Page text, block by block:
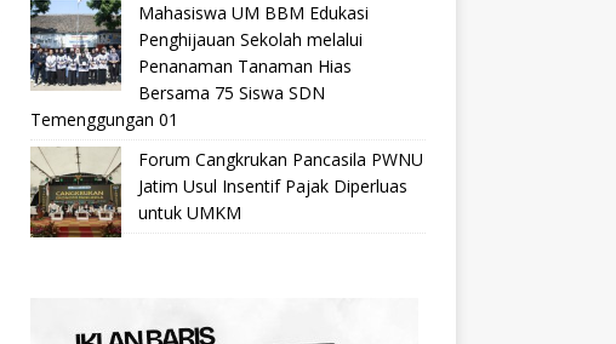
Mahasiswa UM BBM Edukasi
Penghijauan Sekolah melalui
Penanaman Tanaman Hias
Bersama 75 Siswa SDN
Temenggungan 01
Forum Cangkrukan Pancasila PWNU
Jatim Usul Insentif Pajak Diperluas
untuk UMKM